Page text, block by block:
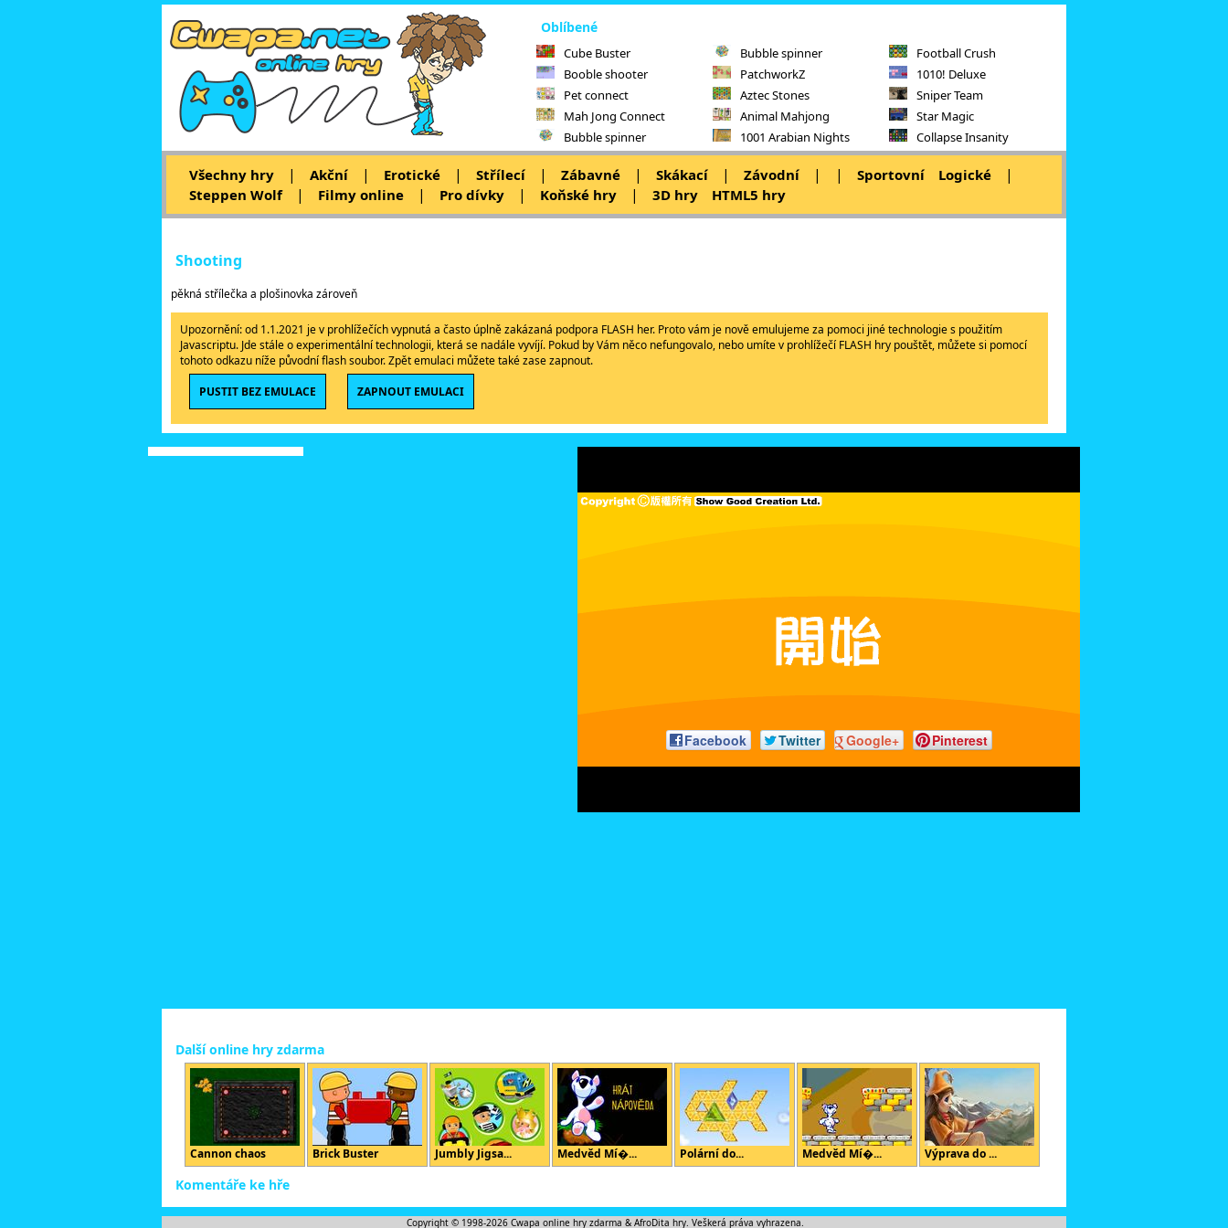
Oblíbené
Cube Buster
Booble shooter
Pet connect
Mah Jong Connect
Bubble spinner
Bubble spinner
PatchworkZ
Aztec Stones
Animal Mahjong
1001 Arabian Nights
Football Crush
1010! Deluxe
Sniper Team
Star Magic
Collapse Insanity
Všechny hry | Akční | Erotické | Střílecí | Zábavné | Skákací | Závodní | | Sportovní Logické |
Steppen Wolf | Filmy online | Pro dívky | Koňské hry | 3D hry HTML5 hry
Shooting
pěkná střílečka a plošinovka zároveň
Upozornění: od 1.1.2021 je v prohlížečích vypnutá a často úplně zakázaná podpora FLASH her. Proto vám je nově emulujeme za pomoci jiné technologie s použitím
Javascriptu. Jde stále o experimentální technologii, která se nadále vyvíjí. Pokud by Vám něco nefungovalo, nebo umíte v prohlížečí FLASH hry pouštět, můžete si pomocí
tohoto odkazu níže původní flash soubor. Zpět emulaci můžete také zase zapnout.
PUSTIT BEZ EMULACE
ZAPNOUT EMULACI
Facebook Twitter Google+ Pinterest
Další online hry zdarma
Cannon chaos Brick Buster Jumbly Jigsa... Medvěd Mí�... Polární do... Medvěd Mí�... Výprava do ...
Komentáře ke hře
Copyright © 1998-2026 Cwapa online hry zdarma & AfroDita hry. Veškerá práva vyhrazena.